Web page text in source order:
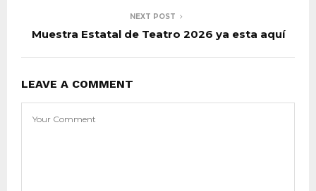
NEXT POST
Muestra Estatal de Teatro 2026 ya esta aquí
LEAVE A COMMENT